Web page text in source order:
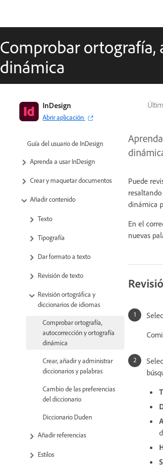
Comprobar
dinámica
InDesign
Abrir aplicación
Guía del usuario de InDesign
Aprenda a usar InDesign
Crear y maquetar documentos
Añadir contenido
Texto
Tipografía
Dar formato a texto
Revisión de texto
Revisión ortográfica y
diccionarios de idiomas
Comprobar ortografía,
autocorrección y ortografía
dinámica
Crear, añadir y administrar
diccionarios y palabras
Cambio de las preferencias
del diccionario
Diccionario Duden
Añadir referencias
Estilos
Puede
dinámica
En el
nuevas